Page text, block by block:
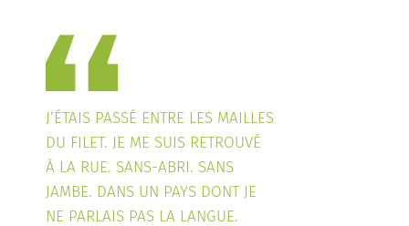
J’ÉTAIS PASSÉ ENTRE LES MAILLES
DU FILET. JE ME SUIS RETROUVÉ
À LA RUE. SANS-ABRI. SANS
JAMBE. DANS UN PAYS DONT JE
NE PARLAIS PAS LA LANGUE.